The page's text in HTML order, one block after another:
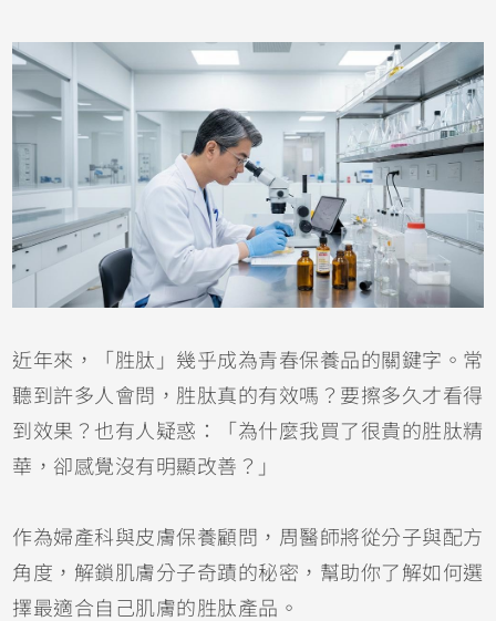
近年來，「胜肽」幾乎成為青春保養品的關鍵字。常
聽到許多人會問，胜肽真的有效嗎？要擦多久才看得
到效果？也有人疑惑：「為什麼我買了很貴的胜肽精
華，卻感覺沒有明顯改善？」
作為婦產科與皮膚保養顧問，周醫師將從分子與配方
角度，解鎖肌膚分子奇蹟的秘密，幫助你了解如何選
擇最適合自己肌膚的胜肽產品。